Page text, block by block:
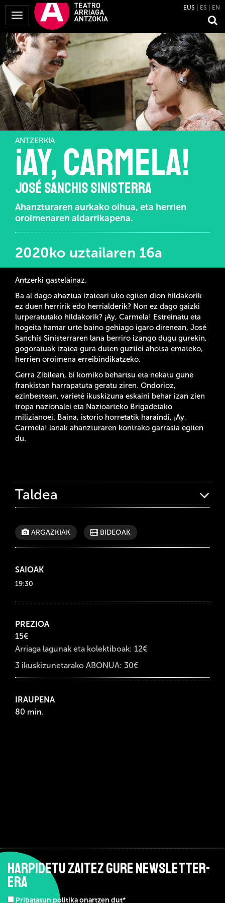
Menua
erakutsi
EUS ES EN
ANTZERKIA
¡Ay, Carmela!
JOSÉ SANCHIS SINISTERRA
Ahanzturaren aurkako oihua, eta herrien
oroimenaren aldarrikapena.
2020ko uztailaren 16a
Antzerki gastelainaz.
Ba al dago ahaztua izateari uko egiten dion hildakorik
ez duen herririk edo herrialderik? Non ez dago gaizki
lurperatutako hildakorik? ¡Ay, Carmela! Estreinatu eta
hogeita hamar urte baino gehiago igaro direnean, José
Sanchís Sinisterraren lana berriro izango dugu gurekin,
gogoratuak izatea gura duten guztiei ahotsa emateko,
herrien oroimena erreibindikatzeko.
Gerra Zibilean, bi komiko behartsu eta nekatu gune
frankistan harrapatuta geratu ziren. Ondorioz,
ezinbestean, varieté ikuskizuna eskaini behar izan zien
tropa nazionalei eta Nazioarteko Brigadetako
milizianoei. Baina, istorio horretatik haraindi, ¡Ay,
Carmela! lanak ahanzturaren kontrako garrasia egiten
du.
Taldea
ARGAZKIAK BIDEOAK
SAIOAK
19:30
PREZIOA
15€
Arriaga lagunak eta kolektiboak: 12€
3 ikuskizunetarako ABONUA: 30€
IRAUPENA
80 min.
HARPIDETU ZAITEZ GURE NEWSLETTER-
ERA
Pribatasun politika onartzen dut*